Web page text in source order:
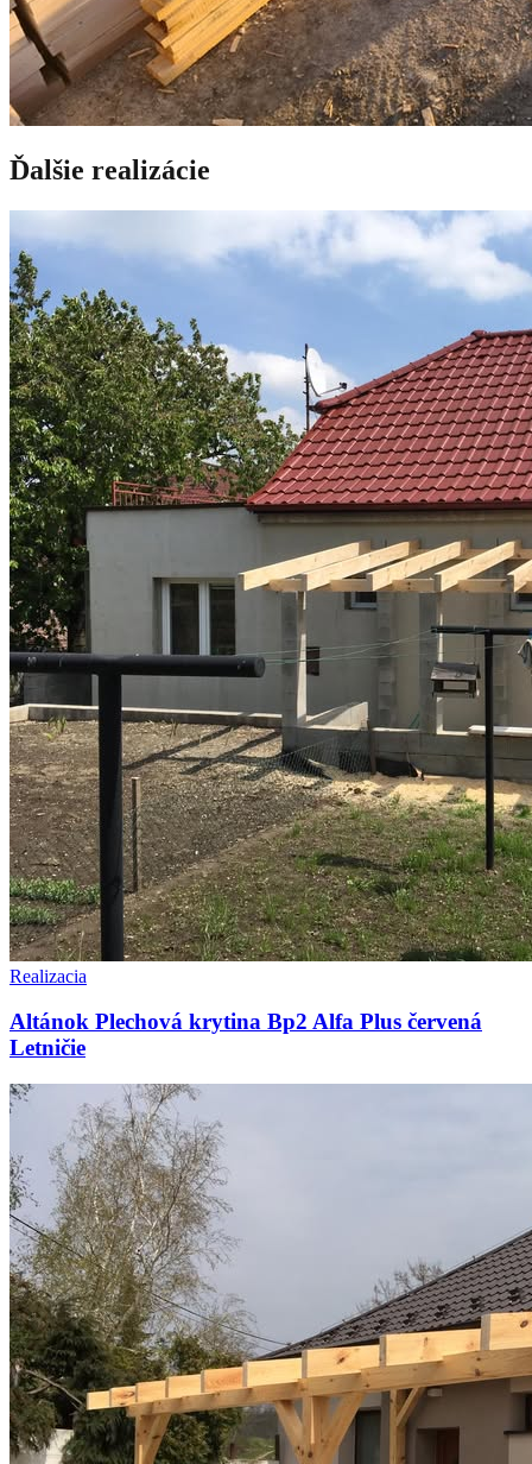
Ďalšie realizácie
Realizacia
Altánok Plechová krytina Bp2 Alfa Plus červená
Letničie